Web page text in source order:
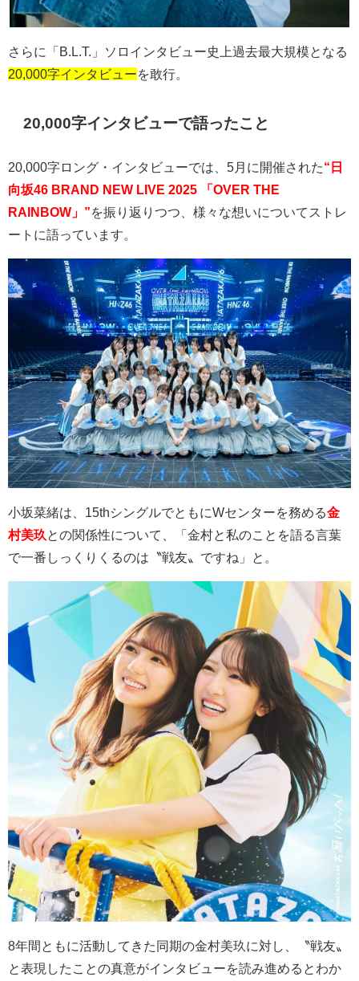
さらに「 B.L.T. 」ソロインタビュー史上過去最大規模となる
20,000字インタビューを敢行。
20,000字インタビューで語ったこと
20,000字ロング・インタビューでは、 5月に開催された“日
向坂46 BRAND NEW LIVE 2025 「OVER THE
RAINBOW」”を振り返りつつ、様々な想いについてストレ
ートに語っています。
小坂菜緒は、 15thシングルでともにWセンターを務める金
村美玖 との関係性について、「金村と私のことを語る言葉
で一番しっくりくるのは〝戦友〟ですね」と。
8年間ともに活動してきた同期の金村美玖に対し、〝戦友〟
と表現したことの真意がインタビューを読み進めるとわか